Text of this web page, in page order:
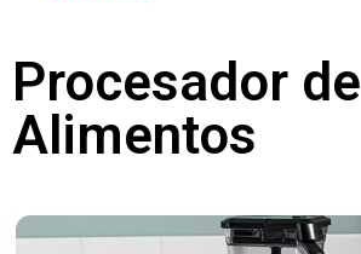
Procesador de
Alimentos